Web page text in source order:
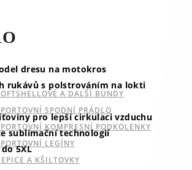
A DALŠÍ BUNDY
SPODNÍ PRÁDLO
KOMPRESNÍ PODKOLENKY
LEGÍNY
A KŠILTOVKY
dresu na motokros
rukávů s polstrováním na lokti
pro lepší cirkulaci vzduchu
sublimační technologií
5XL